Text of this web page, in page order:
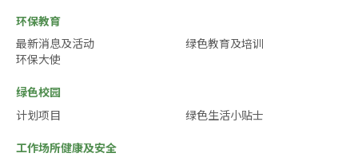
环保教育
最新消息及活动
绿色教育及培训
环保大使
绿色校园
计划项目
绿色生活小贴士
工作场所健康及安全